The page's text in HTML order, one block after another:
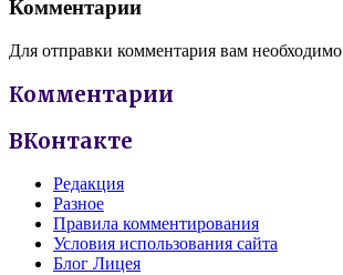
Комментарии
Для отправки комментария вам необходимо
Комментарии
ВКонтакте
Редакция
Разное
Правила комментирования
Условия использования сайта
Блог Лицея